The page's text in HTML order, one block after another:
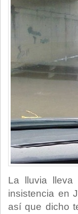
La lluvia lleva
insistencia en
así que dicho